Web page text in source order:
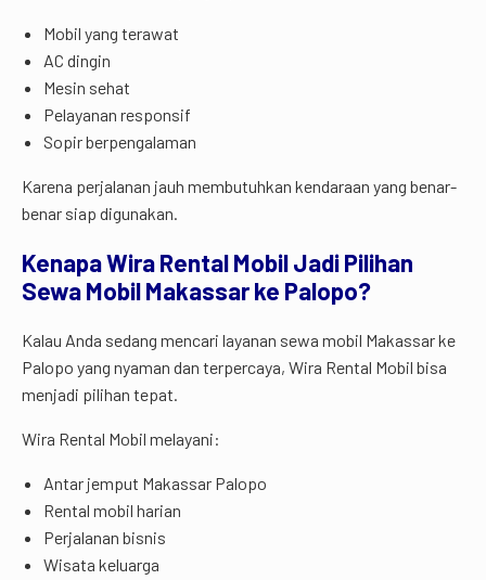
Mobil yang terawat
AC dingin
Mesin sehat
Pelayanan responsif
Sopir berpengalaman
Karena perjalanan jauh membutuhkan kendaraan yang benar-
benar siap digunakan.
Kenapa Wira Rental Mobil Jadi Pilihan
Sewa Mobil Makassar ke Palopo?
Kalau Anda sedang mencari layanan sewa mobil Makassar ke
Palopo yang nyaman dan terpercaya, Wira Rental Mobil bisa
menjadi pilihan tepat.
Wira Rental Mobil melayani:
Antar jemput Makassar Palopo
Rental mobil harian
Perjalanan bisnis
Wisata keluarga